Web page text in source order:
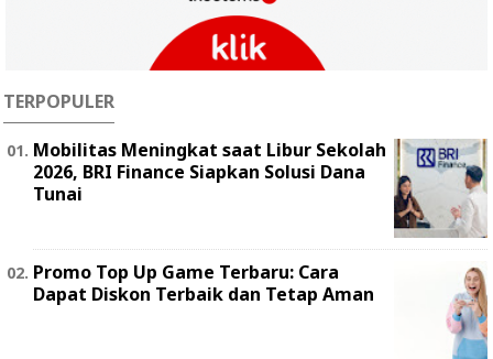
TERPOPULER
Mobilitas Meningkat saat Libur Sekolah
2026, BRI Finance Siapkan Solusi Dana
Tunai
Promo Top Up Game Terbaru: Cara
Dapat Diskon Terbaik dan Tetap Aman